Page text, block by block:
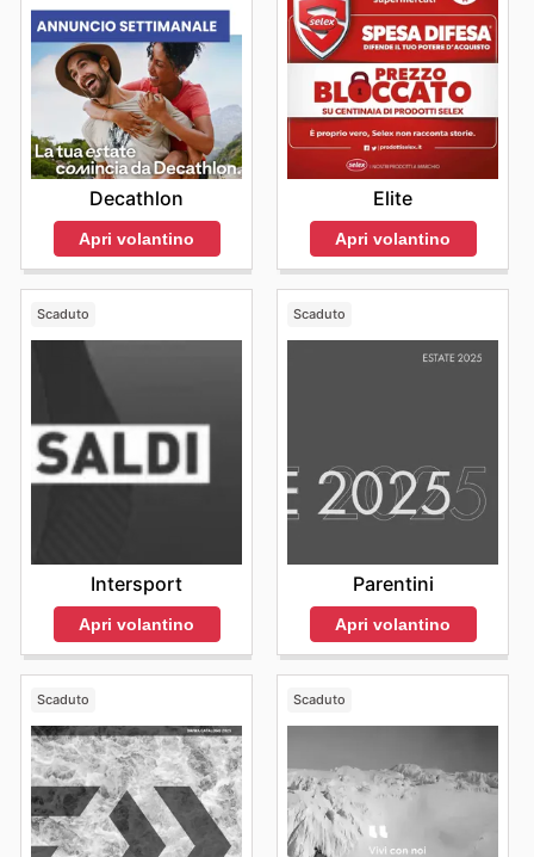
Decathlon
Apri volantino
Elite
Apri volantino
Scaduto
Intersport
Apri volantino
Scaduto
Parentini
Apri volantino
Scaduto Scaduto